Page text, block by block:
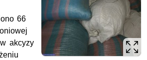
66
akcyzy